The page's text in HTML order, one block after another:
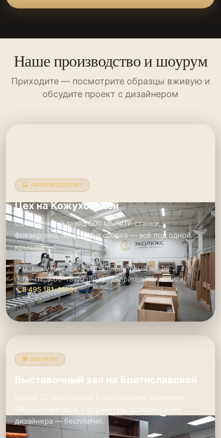
Наше производство и шоурум
Приходите — посмотрите образцы вживую и
обсудите проект с дизайнером
🏭 ПРОИЗВОДСТВО
Цех на Кожуховской
Собственный завод 500 м². ЧПУ-станки,
фрезеровка, покраска и сборка — всё под одной
крышей.
📍м. Кожуховская, 2-й Южнопортовый пр. 26
🕑Пн–Пт: 9:00–18:00 (по предварительной записи)
📞8 495 181-19-91
🏢 ШОУРУМ
Выставочный зал на Братиславской
Более 30 экспозиций в натуральную величину.
Образцы фасадов и фурнитуры. Консультация
дизайнера — бесплатно.